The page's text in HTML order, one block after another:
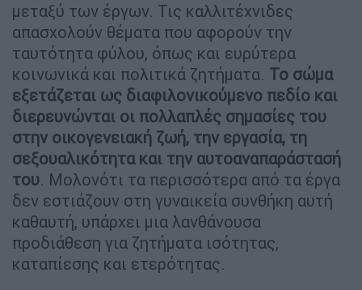
μεταξύ των έργων. Τις καλλιτέχνιδες
απασχολούν θέματα που αφορούν την
ταυτότητα φύλου, όπως και ευρύτερα
κοινωνικά και πολιτικά ζητήματα. Το σώμα
εξετάζεται ως διαφιλονικούμενο πεδίο και
διερευνώνται οι πολλαπλές σημασίες του
στην οικογενειακή ζωή, την εργασία, τη
σεξουαλικότητα και την αυτοαναπαράστασή
του. Μολονότι τα περισσότερα από τα έργα
δεν εστιάζουν στη γυναικεία συνθήκη αυτή
καθαυτή, υπάρχει μια λανθάνουσα
προδιάθεση για ζητήματα ισότητας,
καταπίεσης και ετερότητας.